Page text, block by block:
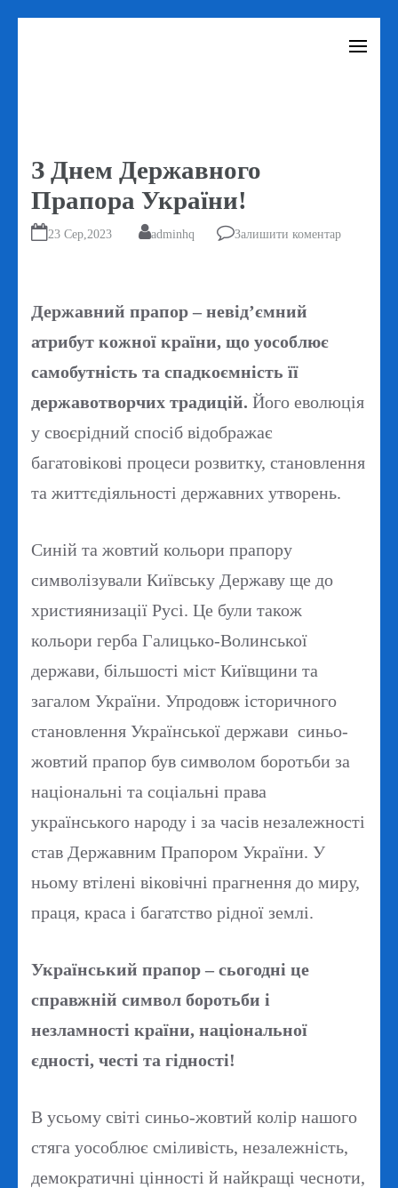
З Днем Державного
Прапора України!
23 Сер,2023 adminhq Залишити коментар
Державний прапор – невід’ємний
атрибут кожної країни, що уособлює
самобутність та спадкоємність її
державотворчих традицій. Його еволюція
у своєрідний спосіб відображає
багатовікові процеси розвитку, становлення
та життєдіяльності державних утворень.
Синій та жовтий кольори прапору
символізували Київську Державу ще до
християнизації Русі. Це були також
кольори герба Галицько-Волинської
держави, більшості міст Київщини та
загалом України. Упродовж історичного
становлення Української держави синьо-
жовтий прапор був символом боротьби за
національні та соціальні права
українського народу і за часів незалежності
став Державним Прапором України. У
ньому втілені віковічні прагнення до миру,
праця, краса і багатство рідної землі.
Український прапор – сьогодні це
справжній символ боротьби і
незламності країни, національної
єдності, честі та гідності!
В усьому світі синьо-жовтий колір нашого
стяга уособлює сміливість, незалежність,
демократичні цінності й найкращі чесноти,